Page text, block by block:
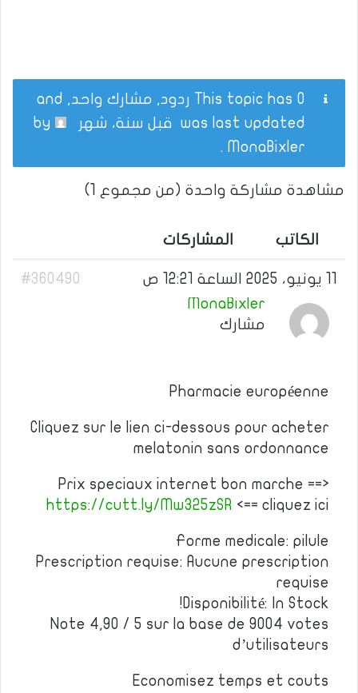
This topic has 0 ردود, مشارك واحد, and
was last updated قبل سنة، شهر
MonaBixler
.
مشاهدة مشاركة واحدة (من مجموع 1)
الكاتب المشاركات
#360490
MonaBixler
مشارك
Pharmacie européenne
Cliquez sur le lien ci-dessous pour acheter
melatonin sans ordonnance
Prix speciaux internet bon marche ==>
https://cutt.ly/Mw325zSR <== cliquez ici
Forme medicale: pilule
Prescription requise: Aucune prescription
requise
Disponibilité: In Stock!
Note 4,90 / 5 sur la base de 9004 votes
d’utilisateurs
Economisez temps et couts